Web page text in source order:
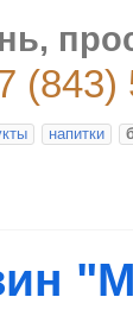
(843)
напитки